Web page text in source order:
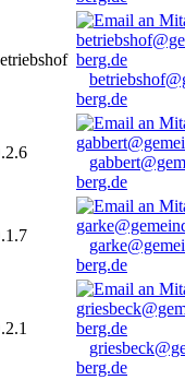
berg.de
berg.de
berg.de
berg.de